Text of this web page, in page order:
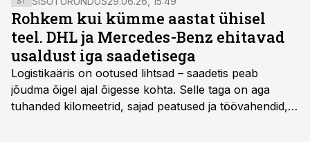
ärilennukite müügi- ja hooldusteenust.
Rohkem kui kümme aastat ühisel
teel. DHL ja Mercedes-Benz ehitavad
usaldust iga saadetisega
Logistikaäris on ootused lihtsad – saadetis peab
jõudma õigel ajal õigesse kohta. Selle taga on aga
tuhanded kilomeetrid, sajad peatused ja töövahendid,